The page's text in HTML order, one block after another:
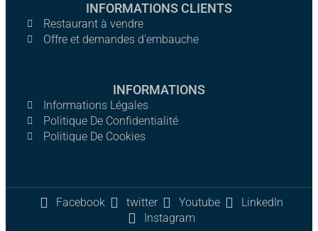
INFORMATIONS CLIENTS
Restaurant à vendre
Offre et demandes d'embauche
INFORMATIONS
Informations Légales
Politique De Confidentialité
Politique De Cookies
Facebook twitter Youtube
LinkedIn
Instagram